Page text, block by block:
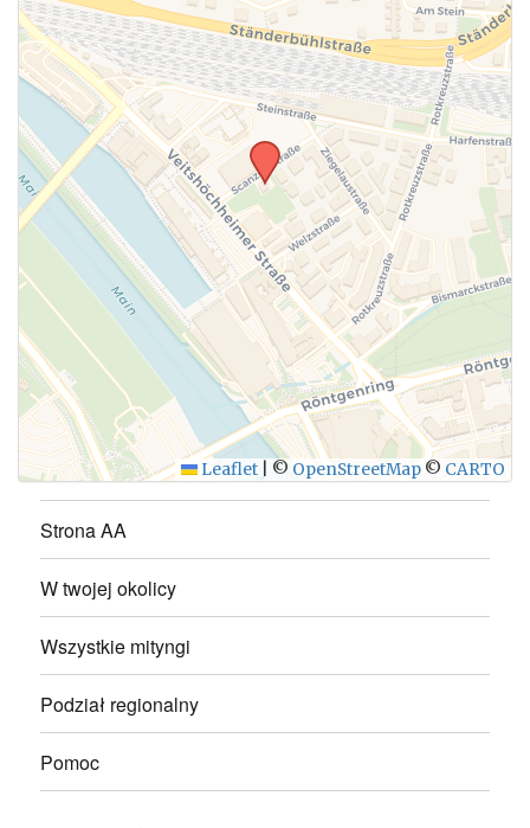
WYŚLIJ
Leaflet © OpenStreetMap © CARTO
Strona AA
W twojej okolicy
Wszystkie mityngi
Podział regionalny
Pomoc